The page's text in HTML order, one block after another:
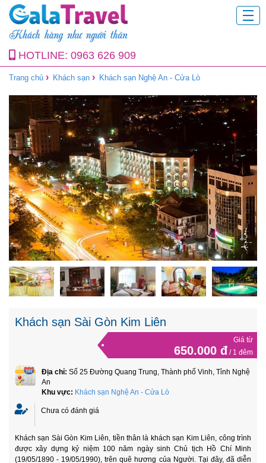
HOTLINE: 0963 626 909
Trang chủ › Khách sạn › Khách sạn Nghệ An - Cửa Lò
Khách sạn Sài Gòn Kim Liên
Giá từ
650.000 đ / 1 đêm
Địa chỉ: Số 25 Đường Quang Trung, Thành phố Vinh, Tỉnh Nghệ
An
Khu vực: Khách sạn Nghệ An - Cửa Lò
Chưa có đánh giá
Khách sạn Sài Gòn Kim Liên, tiền thân là khách sạn Kim Liên, công trình
được xây dựng kỷ niệm 100 năm ngày sinh Chủ tịch Hồ Chí Minh
(19/05/1890 - 19/05/1990), trên quê hương của Người. Tại đây, đã diễn